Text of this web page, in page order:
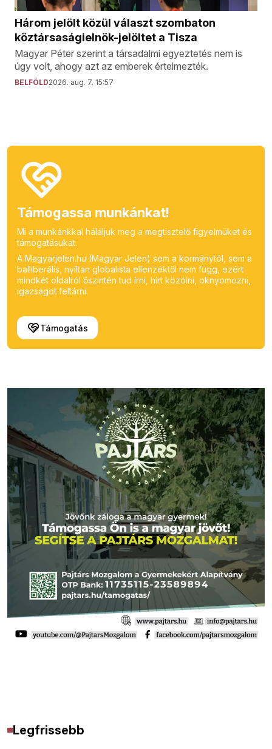
Három jelölt közül választ szombaton
köztársaságielnök-jelöltet a Tisza
Magyar Péter szerint a társadalmi egyeztetés nem is
úgy volt, ahogy azt az emberek értelmezték.
BELFÖLD2026. aug. 7. 15:57
Támogassa munkánkat!
Mi a munkánkkal háláljuk meg a megtisztelő figyelmüket és
támogatásukat.
A Magyarjelen.hu (Magyar Jelen) sem a kormánytól, sem a
balliberális, nyíltan globalista ellenzéktől nem függ, ezért
mindkét oldalról őszintén tud írni, hírt közölni, oknyomozni,
igazságot feltárni.
Támogatás
Legfrissebb